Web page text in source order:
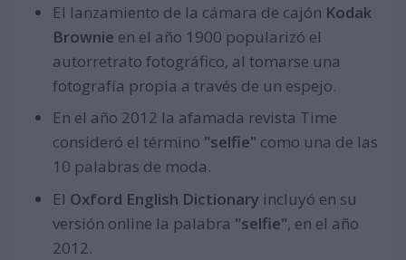
El lanzamiento de la cámara de cajón Kodak
Brownie en el año 1900 popularizó el
autorretrato fotográfico, al tomarse una
fotografía propia a través de un espejo.
En el año 2012 la afamada revista Time
consideró el término "selfie" como una de las
10 palabras de moda.
El Oxford English Dictionaryincluyó en su
versión online la palabra "selfie", en el año
2012.